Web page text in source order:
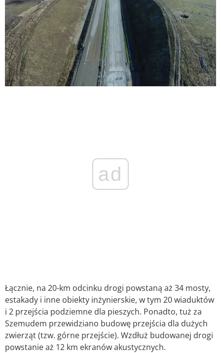
ad
Łącznie, na 20-km odcinku drogi powstaną aż 34 mosty,
estakady i inne obiekty inżynierskie, w tym 20 wiaduktów
i 2 przejścia podziemne dla pieszych. Ponadto, tuż za
Szemudem przewidziano budowę przejścia dla dużych
zwierząt (tzw. górne przejście). Wzdłuż budowanej drogi
powstanie aż 12 km ekranów akustycznych.